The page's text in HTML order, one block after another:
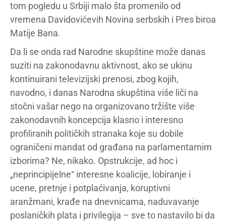
tom pogledu u Srbiji malo šta promenilo od
vremena Davidovićevih Novina serbskih i Pres biroa
Matije Bana.
Da li se onda rad Narodne skupštine može danas
suziti na zakonodavnu aktivnost, ako se ukinu
kontinuirani televizijski prenosi, zbog kojih,
navodno, i danas Narodna skupština više liči na
stočni vašar nego na organizovano tržište više
zakonodavnih koncepcija klasno i interesno
profiliranih političkih stranaka koje su dobile
ograničeni mandat od građana na parlamentarnim
izborima? Ne, nikako. Opstrukcije, ad hoc i
„neprincipijelne“ interesne koalicije, lobiranje i
ucene, pretnje i potplaćivanja, koruptivni
aranžmani, krađe na dnevnicama, naduvavanje
poslaničkih plata i privilegija – sve to nastavilo bi da